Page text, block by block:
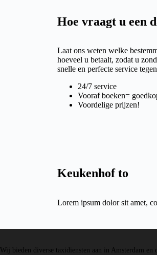
Hoe vraagt u een
Laat ons weten welke
hoeveel u betaalt, zodat u
snelle en perfecte service
24/7 service
Vooraf boeken=
Voordelige prijzen!
Keukenhof to
Lorem ipsum dolor sit amet,
Wij bieden diverse taxidiensten aan in Amsterdam